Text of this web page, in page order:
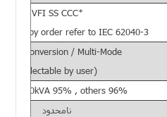
*VFI SS CCC
or 3 by order refer to IEC 62040-3*
Conversion / Multi-Mode
(selectable by user)
30 & 60kVA 95% , others 96%
نامحدود